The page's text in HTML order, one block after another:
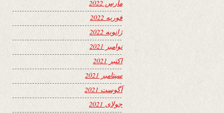
مارس 2022
فوریه 2022
ژانویه 2022
نوامبر 2021
اکتبر 2021
سپتامبر 2021
آگوست 2021
جولای 2021